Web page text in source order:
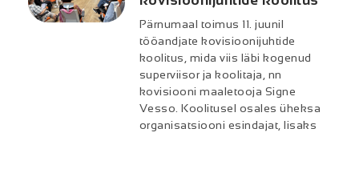
Pärnumaal toimus 11. juunil
tööandjate kovisioonijuhtide
koolitus, mida viis läbi kogenud
superviisor ja koolitaja, nn
kovisiooni maaletooja Signe
Vesso. Koolitusel osales üheksa
organisatsiooni esindajat, lisaks